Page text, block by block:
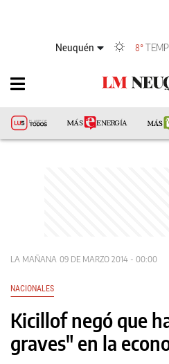
Neuquén 8°TEMP
LA MAÑANA 09 DE MARZO 2014 - 00:00
NACIONALES
Kicillof negó que
graves" en la